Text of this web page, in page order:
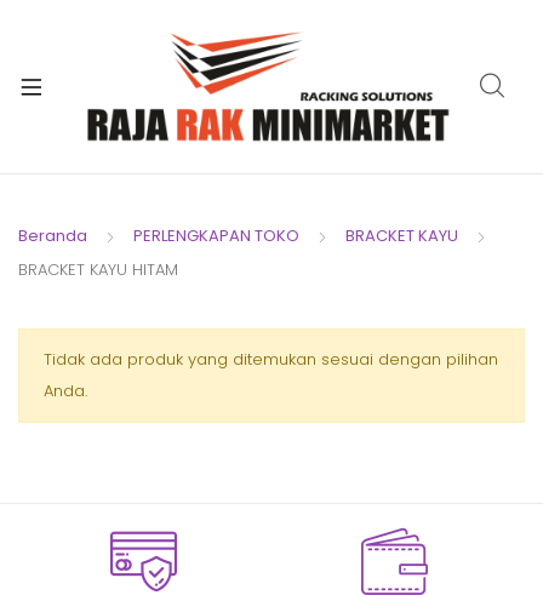
Beranda PERLENGKAPAN TOKO
BRACKET KAYU
BRACKET KAYU HITAM
Tidak ada produk yang ditemukan sesuai dengan pilihan
Anda.